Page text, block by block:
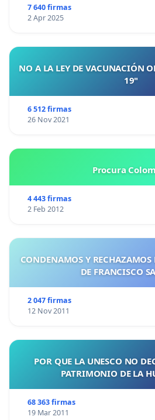
7 640 firmas
2 Apr 2025
NO A LA LEY DE VACUNACIÓN
19"
6 512 firmas
26 Nov 2021
Procura
4 443 firmas
2 Feb 2012
CONDENAMOS Y RECHAZAMOS
DE FRANCISCO
2 047 firmas
12 Nov 2011
POR QUE LA UNESCO NO
PATRIMONIO DE LA
68 363 firmas
19 Mar 2011